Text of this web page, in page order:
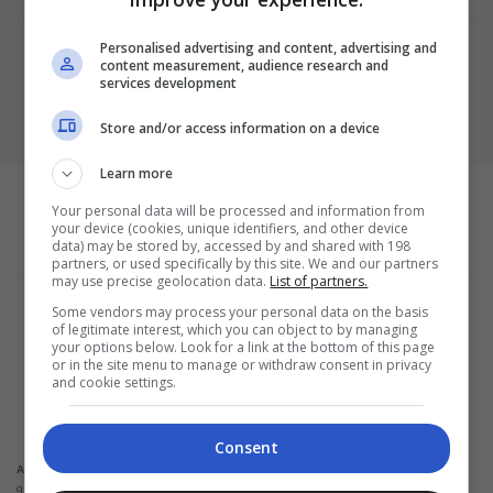
Política de Privacidade
Configurações de privacidade e cookies
Sobre a empresa
ALPHAZEN TECHNOLOGIES LIMITED
Email: networknewsinc@gmail.com
Atenção:
Não solicitamos em nenhuma situação quantias em dinheiro para liberação de
qualquer tipo de produto financeiro, seja cartão de crédito, financiamento ou empréstimo.
Personalised advertising and content, advertising and
content measurement, audience research and
services development
Store and/or access information on a device
Learn more
Your personal data will be processed and information from
your device (cookies, unique identifiers, and other device
data) may be stored by, accessed by and shared with 198
partners, or used specifically by this site. We and our partners
may use precise geolocation data. List of partners.
Some vendors may process your personal data on the basis
of legitimate interest, which you can object to by managing
your options below. Look for a link at the bottom of this page
or in the site menu to manage or withdraw consent in privacy
and cookie settings.
Consent